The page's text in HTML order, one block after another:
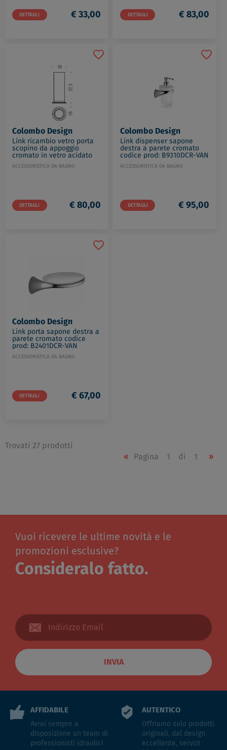
DETTAGLI € 33,00 DETTAGLI € 83,00
Colombo Design
Link ricambio vetro porta
scopino da appoggio
cromato in vetro acidato
naturale codice prod:
B24560CR-VAN
ACCESSORISTICA DA BAGNO
DETTAGLI € 80,00
Colombo Design
Link dispenser sapone
destra a parete cromato
codice prod: B9310DCR-VAN
ACCESSORISTICA DA BAGNO
DETTAGLI € 95,00
Colombo Design
Link porta sapone destra a
parete cromato codice
prod: B2401DCR-VAN
ACCESSORISTICA DA BAGNO
DETTAGLI € 67,00
Trovati 27 prodotti
« Pagina 1 di 1 »
Vuoi ricevere le ultime novità e le
promozioni esclusive?
Consideralo fatto.
INVIA
AFFIDABILE
Avrai sempre a
disposizione un team di
professionisti idraulici
AUTENTICO
Offriamo solo prodotti
originali, dal design
eccellente, servizi